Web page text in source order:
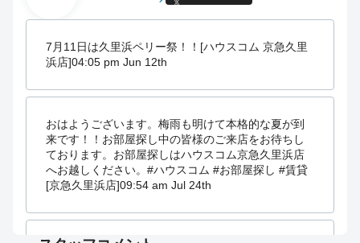
7月11日は久里浜ペリー祭！！[ハウスコム 京急久里
浜店]04:05 pm Jun 12th
おはようございます。梅雨も明けて本格的な夏が到
来です！！お部屋探し中の皆様のご来店をお待ちし
ております。お部屋探しはハウスコム京急久里浜店
へお越しください。#ハウスコム #お部屋探し #賃貸
[京急久里浜店]09:54 am Jul 24th